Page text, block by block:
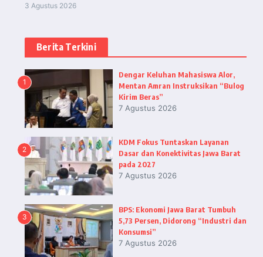
3 Agustus 2026
Berita Terkini
1
Dengar Keluhan Mahasiswa Alor,
Mentan Amran Instruksikan “Bulog
Kirim Beras”
7 Agustus 2026
2
KDM Fokus Tuntaskan Layanan
Dasar dan Konektivitas Jawa Barat
pada 2027
7 Agustus 2026
3
BPS: Ekonomi Jawa Barat Tumbuh
5,73 Persen, Didorong “Industri dan
Konsumsi”
7 Agustus 2026